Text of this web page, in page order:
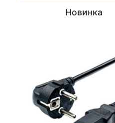
Новинка